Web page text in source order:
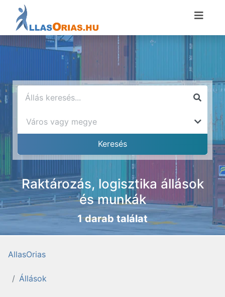
Raktározás, logisztika állások
és munkák
1 darab találat
AllasOrias
Állások